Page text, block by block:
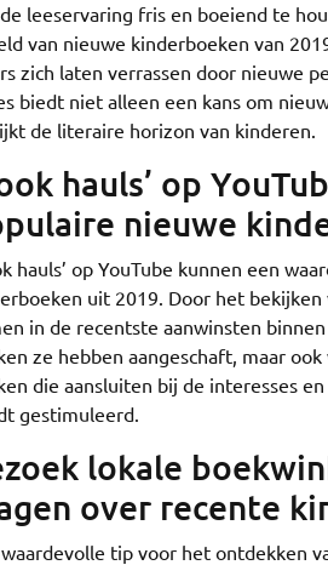
leeservaring fris en boeiend te
van nieuwe kinderboeken van
zich laten verrassen door nieuwe
biedt niet alleen een kans om
de literaire horizon van kinderen.
hauls’ op
nieuwe
hauls’ op YouTube kunnen een
uit 2019. Door het
in de recentste aanwinsten
ze hebben aangeschaft, maar
die aansluiten bij de interesses
gestimuleerd.
lokale
over recente
waardevolle tip voor het ontdekken